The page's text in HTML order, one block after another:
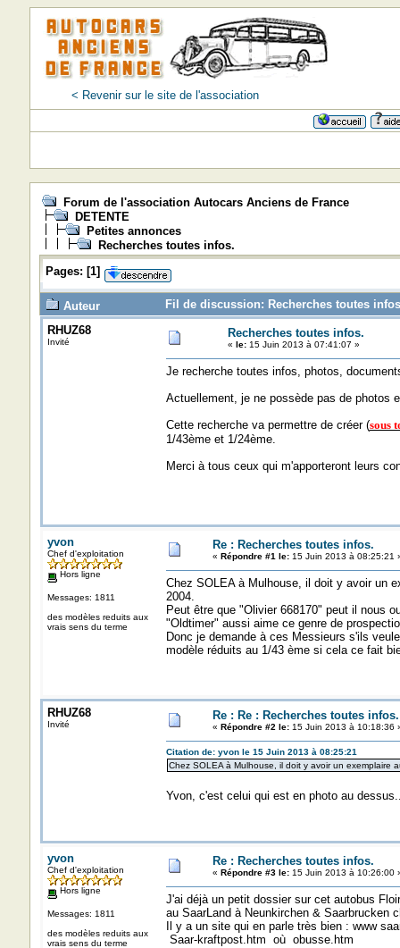
< Revenir sur le site de l'association
Forum de l'association Autocars Anciens de France
DETENTE
Petites annonces
Recherches toutes infos.
Pages: [1]
Auteur
Fil de discussion: Recherches toutes
RHUZ68
Invité
Recherches toutes infos.
« le:15 Juin 2013 à 07:41:07 »
Je recherche toutes infos, photos,
Actuellement, je ne possède pas de photos
Cette recherche va permettre de créer (sous
1/43ème et 1/24ème.
Merci à tous ceux qui m'apporteront leurs
yvon
Chef d'exploitation
Hors ligne
Messages: 1811
des modèles reduits aux
vrais sens du terme
Re : Recherches toutes infos.
« Répondre #1 le:15 Juin 2013 à 08:25:21
Chez SOLEA à Mulhouse, il doit y avoir un
2004.
Peut être que "Olivier 668170" peut il nous
"Oldtimer" aussi aime ce genre de
Donc je demande à ces Messieurs s'ils
modèle réduits au 1/43 ème si cela ce fait
RHUZ68
Invité
Re : Re : Recherches toutes infos.
« Répondre #2 le:15 Juin 2013 à 10:18:36
Citation de: yvon le 15 Juin 2013 à 08:25:21
Chez SOLEA à Mulhouse, il doit y avoir un exemplaire
Yvon, c'est celui qui est en photo au
yvon
Chef d'exploitation
Hors ligne
Messages: 1811
des modèles reduits aux
vrais sens du terme
Re : Recherches toutes infos.
« Répondre #3 le:15 Juin 2013 à 10:26:00
J'ai déjà un petit dossier sur cet autobus
au SaarLand à Neunkirchen & Saarbrucken
Il y a un site qui en parle très bien : www
Saar-kraftpost.htm où obusse.htm